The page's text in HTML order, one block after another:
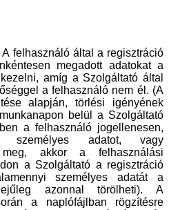
felhasználó által a regisztráció
megadott adatokat a
amíg a Szolgáltató által
a felhasználó nem él. (A
alapján, törlési igényének
belül a Szolgáltató
a felhasználó jogellenesen,
személyes adatot, vagy
meg, akkor a felhasználási
a Szolgáltató a regisztráció
személyes adatát a
azonnal törölheti). A
a naplófájlban rögzítésre